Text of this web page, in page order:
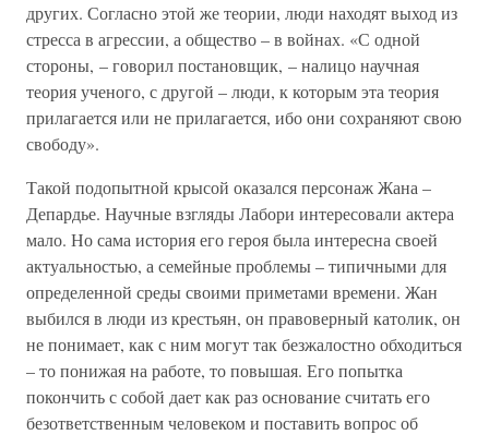
других. Согласно этой же теории, люди находят выход из
стресса в агрессии, а общество – в войнах. «С одной
стороны, – говорил постановщик, – налицо научная
теория ученого, с другой – люди, к которым эта теория
прилагается или не прилагается, ибо они сохраняют свою
свободу».
Такой подопытной крысой оказался персонаж Жана –
Депардье. Научные взгляды Лабори интересовали актера
мало. Но сама история его героя была интересна своей
актуальностью, а семейные проблемы – типичными для
определенной среды своими приметами времени. Жан
выбился в люди из крестьян, он правоверный католик, он
не понимает, как с ним могут так безжалостно обходиться
– то понижая на работе, то повышая. Его попытка
покончить с собой дает как раз основание считать его
безответственным человеком и поставить вопрос об